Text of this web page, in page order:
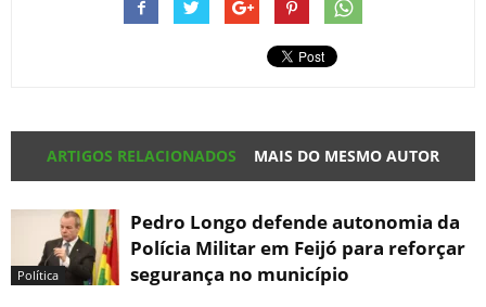
ARTIGOS RELACIONADOS MAIS DO MESMO AUTOR
Política
Pedro Longo defende autonomia da
Polícia Militar em Feijó para reforçar
segurança no município